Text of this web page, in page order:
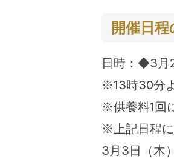
開催日
日時：◆3月
※13時30分
※供養料1回
※上記日程
3月3日（木